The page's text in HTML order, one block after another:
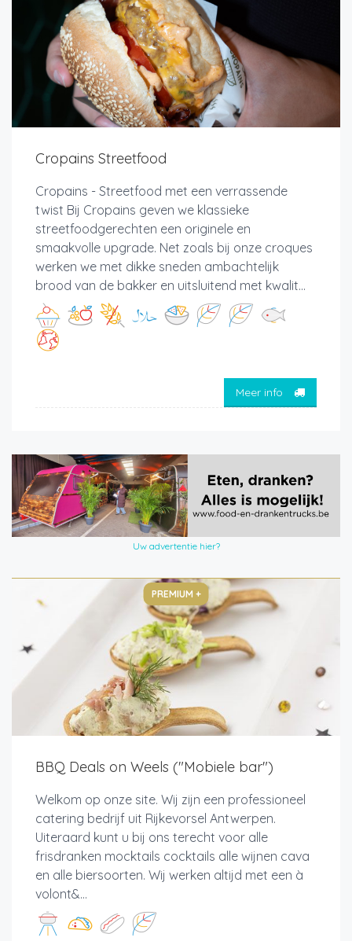
Cropains Streetfood
Cropains - Streetfood met een verrassende
twist Bij Cropains geven we klassieke
streetfoodgerechten een originele en
smaakvolle upgrade. Net zoals bij onze croques
werken we met dikke sneden ambachtelijk
brood van de bakker en uitsluitend met kwalit...
Meer info
Uw advertentie hier?
PREMIUM +
BBQ Deals on Weels ("Mobiele bar")
Welkom op onze site. Wij zijn een professioneel
catering bedrijf uit Rijkevorsel Antwerpen.
Uiteraard kunt u bij ons terecht voor alle
frisdranken mocktails cocktails alle wijnen cava
en alle biersoorten. Wij werken altijd met een à
volont&...